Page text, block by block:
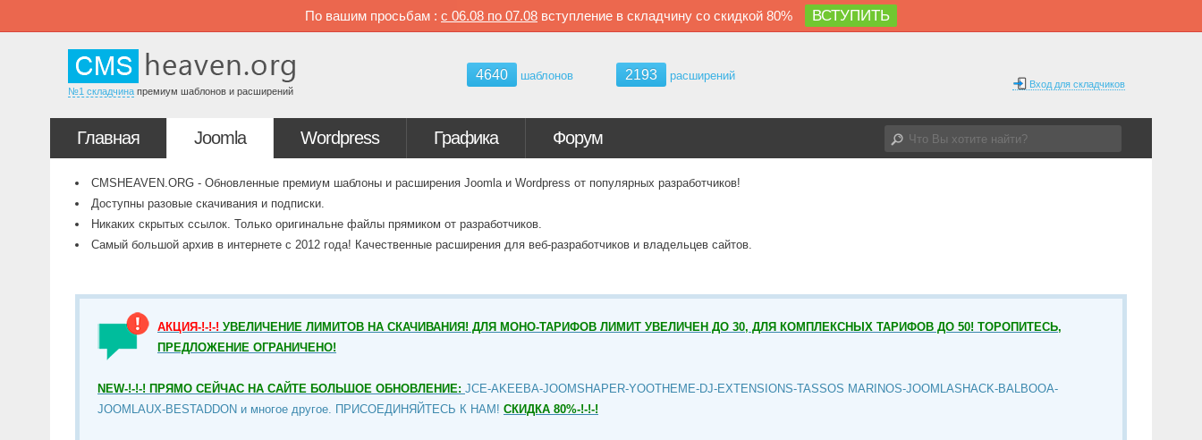
По вашим просьбам : с 06.08 по 07.08 вступление в складчину со скидкой 80% ВСТУПИТЬ
№1 складчина премиум шаблонов и расширений
4640 шаблонов 2193 расширений
Вход для складчиков
Главная Joomla Wordpress Графика Форум
CMSHEAVEN.ORG - Обновленные премиум шаблоны и расширения Joomla и Wordpress от популярных разработчиков!
Доступны разовые скачивания и подписки.
Никаких скрытых ссылок. Только оригинальне файлы прямиком от разработчиков.
Самый большой архив в интернете с 2012 года! Качественные расширения для веб-разработчиков и владельцев сайтов.
АКЦИЯ-!-!-! УВЕЛИЧЕНИЕ ЛИМИТОВ НА СКАЧИВАНИЯ! ДЛЯ МОНО-ТАРИФОВ ЛИМИТ УВЕЛИЧЕН ДО 30, ДЛЯ КОМПЛЕКСНЫХ ТАРИФОВ ДО 50! ТОРОПИТЕСЬ,
ПРЕДЛОЖЕНИЕ ОГРАНИЧЕНО!
NEW-!-!-! ПРЯМО СЕЙЧАС НА САЙТЕ БОЛЬШОЕ ОБНОВЛЕНИЕ: JCE-AKEEBA-JOOMSHAPER-YOOTHEME-DJ-EXTENSIONS-TASSOS MARINOS-JOOMLASHACK-BALBOOA-
JOOMLAUX-BESTADDON и многое другое. ПРИСОЕДИНЯЙТЕСЬ К НАМ! СКИДКА 80%-!-!-!